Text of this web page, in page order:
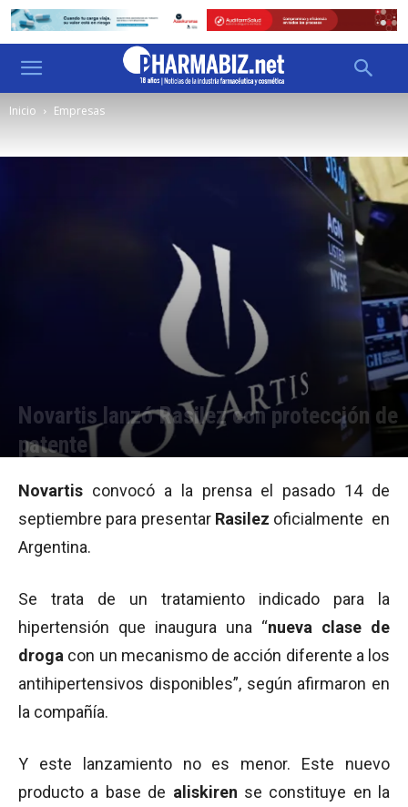
Inicio Empresas
Novartis lanzó Rasilez con protección de
patente
Novartis convocó a la prensa el pasado 14 de
septiembre para presentar Rasilez oficialmente en
Argentina.
Se trata de un tratamiento indicado para la
hipertensión que inaugura una “nueva clase de
droga con un mecanismo de acción diferente a los
antihipertensivos disponibles”, según afirmaron en
la compañía.
Y este lanzamiento no es menor. Este nuevo
producto a base de aliskiren se constituye en la